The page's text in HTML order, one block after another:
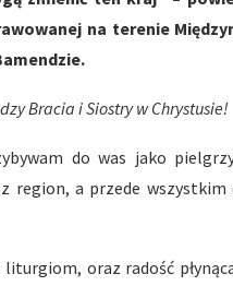
na terenie
Bracia i Siostry w Chrystusie!
do was jako
region, a przede
oraz radość